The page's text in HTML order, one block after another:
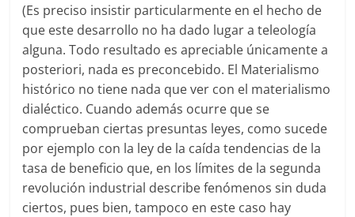
(Es preciso insistir particularmente en el hecho de
que este desarrollo no ha dado lugar a teleología
alguna. Todo resultado es apreciable únicamente a
posteriori, nada es preconcebido. El Materialismo
histórico no tiene nada que ver con el materialismo
dialéctico. Cuando además ocurre que se
comprueban ciertas presuntas leyes, como sucede
por ejemplo con la ley de la caída tendencias de la
tasa de beneficio que, en los límites de la segunda
revolución industrial describe fenómenos sin duda
ciertos, pues bien, tampoco en este caso hay